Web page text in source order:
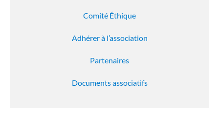
Comité Éthique
Adhérer à l’association
Partenaires
Documents associatifs